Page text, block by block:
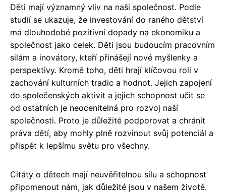
Děti mají významný vliv na naši společnost. Podle
studií se ukazuje, že investování do raného dětství
má dlouhodobé pozitivní dopady na ekonomiku a
společnost jako celek. Děti jsou budoucím pracovním
silám a inovátory, kteří přinášejí nové myšlenky a
perspektivy. Kromě toho, děti hrají klíčovou roli v
zachování kulturních tradic a hodnot. Jejich zapojení
do společenských aktivit a jejich schopnost učit se
od ostatních je neocenitelná pro rozvoj naší
společnosti. Proto je důležité podporovat a chránit
práva dětí, aby mohly plně rozvinout svůj potenciál a
přispět k lepšímu světu pro všechny.
Citáty o dětech mají neuvěřitelnou sílu a schopnost
připomenout nám, jak důležité jsou v našem životě.